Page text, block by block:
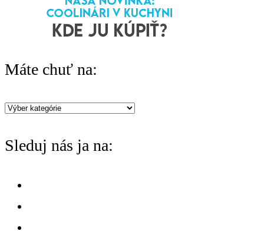
Máte chuť na:
Máte
na:
Sleduj nás ja na: